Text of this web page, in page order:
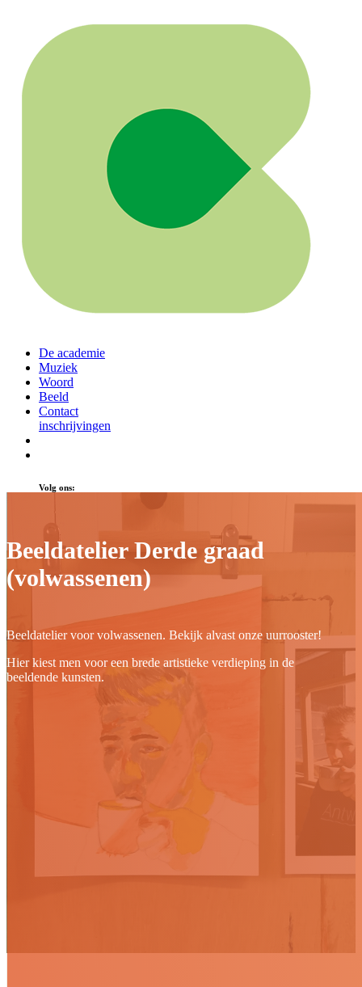
De academie
Muziek
Woord
Beeld
Contact
inschrijvingen
Volg ons:
Beeldatelier Derde graad
(volwassenen)
Beeldatelier voor volwassenen. Bekijk alvast onze uurrooster!
Hier kiest men voor een brede artistieke verdieping in de
beeldende kunsten.